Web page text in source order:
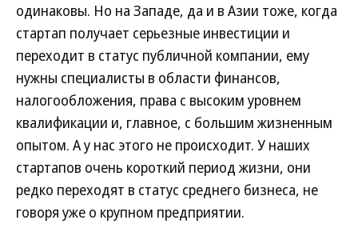
одинаковы. Но на Западе, да и в Азии тоже, когда
стартап получает серьезные инвестиции и
переходит в статус публичной компании, ему
нужны специалисты в области финансов,
налогообложения, права с высоким уровнем
квалификации и, главное, с большим жизненным
опытом. А у нас этого не происходит. У наших
стартапов очень короткий период жизни, они
редко переходят в статус среднего бизнеса, не
говоря уже о крупном предприятии.